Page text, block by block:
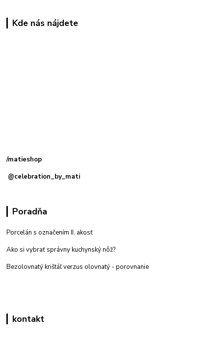
Kde nás nájdete
/matieshop
@celebration_by_mati
Poradňa
Porcelán s označením II. akosť
Ako si vybrať správny kuchynský nôž?
Bezolovnatý krištáľ verzus olovnatý - porovnanie
kontakt